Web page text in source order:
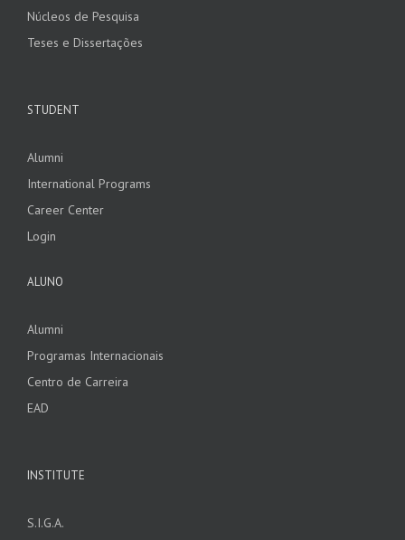
Núcleos de Pesquisa
Teses e Dissertações
STUDENT
Alumni
International Programs
Career Center
Login
ALUNO
Alumni
Programas Internacionais
Centro de Carreira
EAD
INSTITUTE
S.I.G.A.